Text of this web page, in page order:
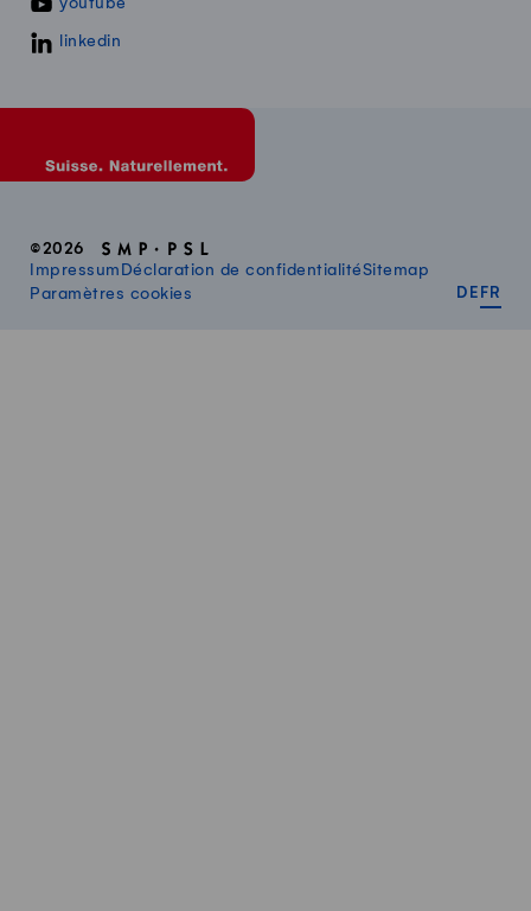
linkedin
©2026
Impressum Déclaration de confidentialitéSitemap
Paramètres cookies
DE FR